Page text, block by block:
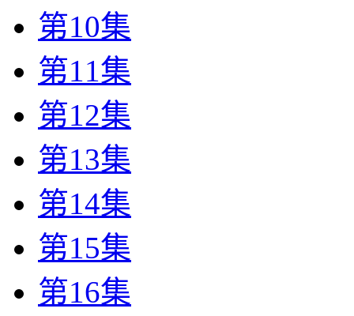
第10集
第11集
第12集
第13集
第14集
第15集
第16集